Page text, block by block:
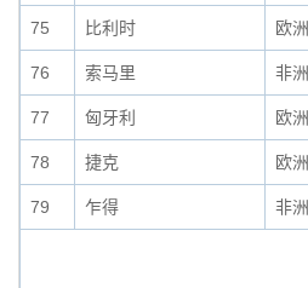
75 比利时 欧洲
76 索马里 非洲
77 匈牙利 欧洲
78 捷克 欧洲
79 乍得 非洲